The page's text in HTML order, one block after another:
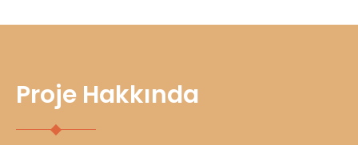
Proje Hakkında